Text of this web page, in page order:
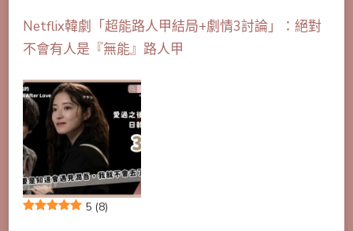
Netflix韓劇「超能路人甲結局+劇情3討論」：絕對
不會有人是『無能』路人甲
5 (8)